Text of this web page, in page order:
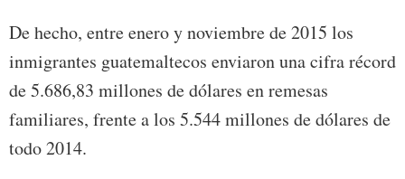
De hecho, entre enero y noviembre de 2015 los
inmigrantes guatemaltecos enviaron una cifra récord
de 5.686,83 millones de dólares en remesas
familiares, frente a los 5.544 millones de dólares de
todo 2014.